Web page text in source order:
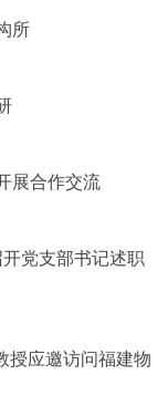
所
展合作交流
党支部书记述职
授应邀访问福建物